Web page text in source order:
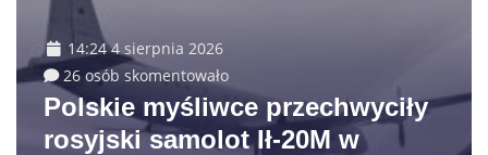
14:24 4 sierpnia 2026
26 osób skomentowało
Polskie myśliwce przechwyciły
rosyjski samolot Ił-20M w